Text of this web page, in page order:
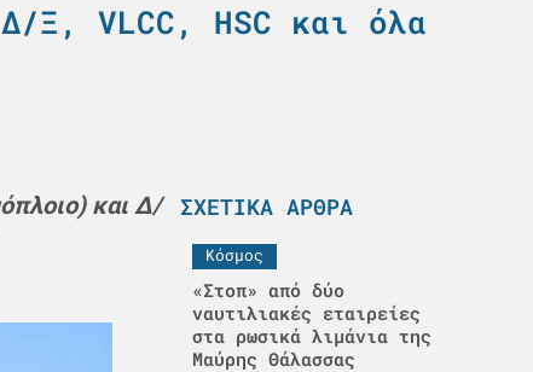
Ξ, VLCC, HSC και όλα
και Δ/ ΣΧΕΤΙΚΆ ΆΡΘΡΑ
Κόσμος
«Στοπ» από δύο
ναυτιλιακές εταιρείες
στα ρωσικά λιμάνια της
Μαύρης Θάλασσας